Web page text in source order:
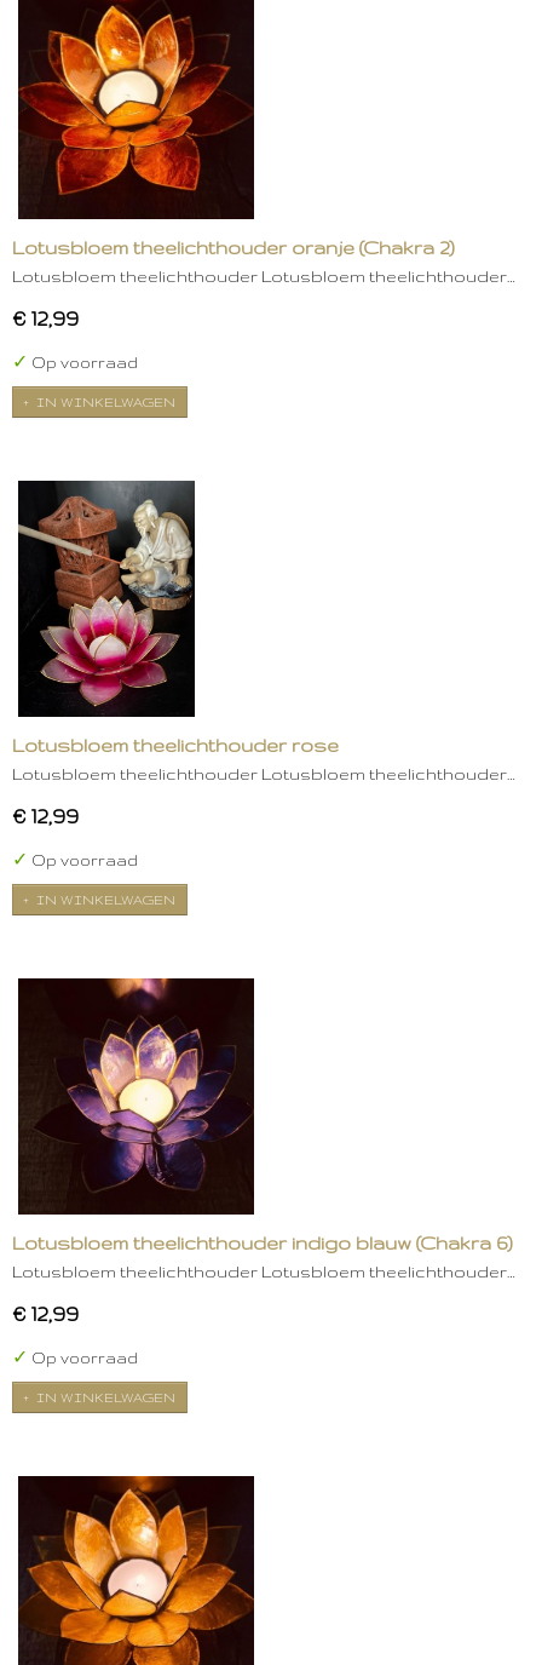
Lotusbloem theelichthouder oranje (Chakra 2)
Lotusbloem theelichthouder Lotusbloem theelichthouder…
€ 12,99
✓ Op voorraad
IN WINKELWAGEN
Lotusbloem theelichthouder rose
Lotusbloem theelichthouder Lotusbloem theelichthouder…
€ 12,99
✓ Op voorraad
IN WINKELWAGEN
Lotusbloem theelichthouder indigo blauw (Chakra 6)
Lotusbloem theelichthouder Lotusbloem theelichthouder…
€ 12,99
✓ Op voorraad
IN WINKELWAGEN